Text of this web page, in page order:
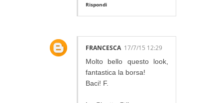
Rispondi
FRANCESCA 17/7/15 12:29
Molto bello questo look,
fantastica la borsa!
Baci! F.